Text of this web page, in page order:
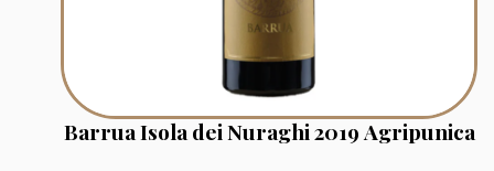
Barrua Isola dei Nuraghi 2019 Agripunica